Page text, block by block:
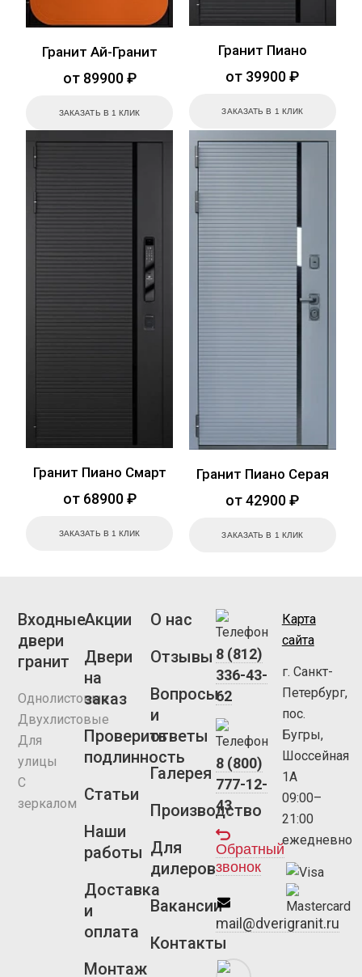
Гранит Ай-Гранит
от 89900 ₽
ЗАКАЗАТЬ В 1 КЛИК
Гранит Пиано
от 39900 ₽
ЗАКАЗАТЬ В 1 КЛИК
Гранит Пиано Смарт
от 68900 ₽
ЗАКАЗАТЬ В 1 КЛИК
Гранит Пиано Серая
от 42900 ₽
ЗАКАЗАТЬ В 1 КЛИК
Входные
двери
гранит
Однолистовые
Двухлистовые
Для
улицы
С
зеркалом
Акции
Двери
на
заказ
Проверить
подлинность
Статьи
Наши
работы
Доставка
и
оплата
Монтаж
О нас
Отзывы
Вопросы
и
ответы
Галерея
Производство
Для
дилеров
Вакансии
Контакты
8 (812)
336-43-
62
8 (800)
777-12-
43
Обратный
звонок
mail@dverigranit.ru
Карта
сайта
г. Санкт-
Петербург,
пос.
Бугры,
Шоссейная
1А
09:00–
21:00
ежедневно